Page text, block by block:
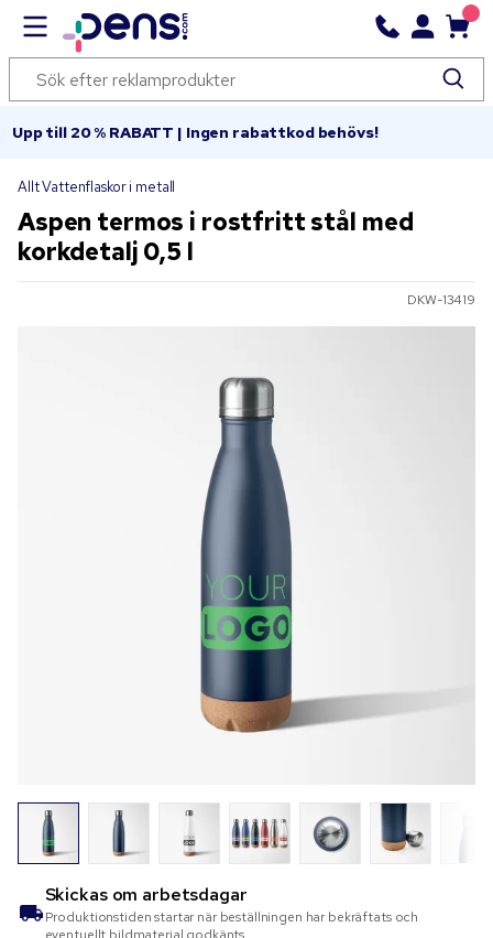
Upp till 20 % RABATT | Ingen rabattkod behövs!
Allt Vattenflaskor i metall
Aspen termos i rostfritt stål med
korkdetalj 0,5 l
DKW-13419
Skickas om arbetsdagar
Produktionstiden startar när beställningen har bekräftats och